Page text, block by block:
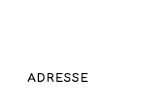
ADRESSE